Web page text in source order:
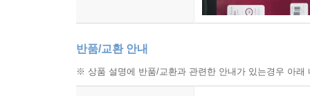
반품/교환 안내
※ 상품 설명에 반품/교환과 관련한 안내가 있는경우 아